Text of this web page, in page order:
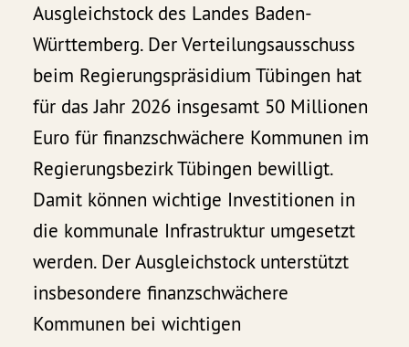
Ausgleichstock des Landes Baden-
Württemberg. Der Verteilungsausschuss
beim Regierungspräsidium Tübingen hat
für das Jahr 2026 insgesamt 50 Millionen
Euro für finanzschwächere Kommunen im
Regierungsbezirk Tübingen bewilligt.
Damit können wichtige Investitionen in
die kommunale Infrastruktur umgesetzt
werden. Der Ausgleichstock unterstützt
insbesondere finanzschwächere
Kommunen bei wichtigen